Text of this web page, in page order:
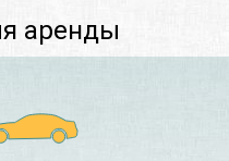
аренды